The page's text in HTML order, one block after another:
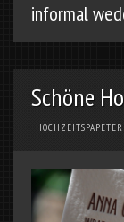
informal
Schöne